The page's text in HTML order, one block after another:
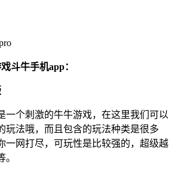
斗牛手机app：
一个刺激的牛牛游戏，在这里我们可以
玩法哦，而且包含的玩法种类是很多
一网打尽，可玩性是比较强的，超级越